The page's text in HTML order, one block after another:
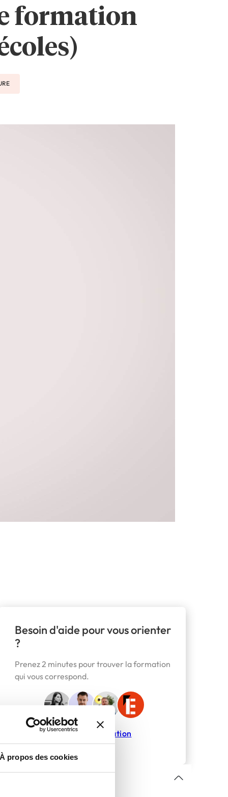
À propos des cookies
formation
Besoin d'aide pour vous orienter
?
Prenez 2 minutes pour trouver la formation
qui vous correspond.
Trouver ma formation